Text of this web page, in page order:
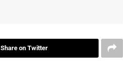
Share on Twitter